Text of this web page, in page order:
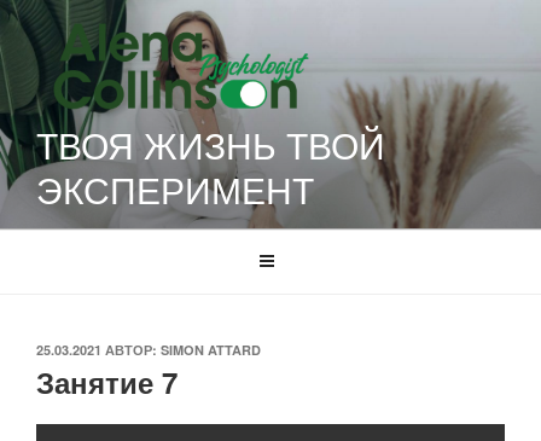
Перейти
к
содержимому
ТВОЯ ЖИЗНЬ ТВОЙ
ЭКСПЕРИМЕНТ
ОПУБЛИКОВАНО
25.03.2021 АВТОР: SIMON ATTARD
Занятие 7